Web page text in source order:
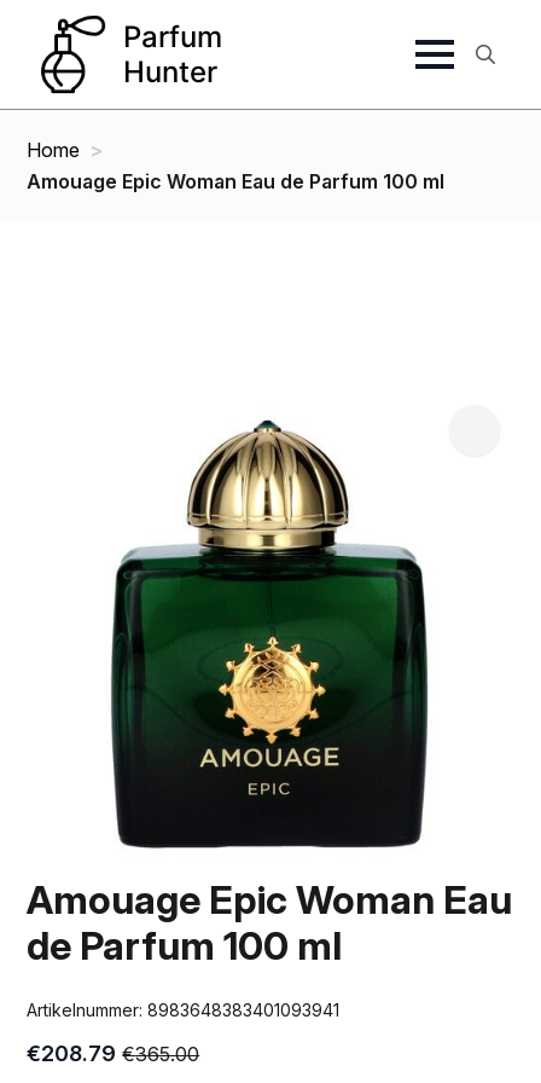
Home
Amouage Epic Woman Eau de Parfum 100 ml
Amouage Epic Woman Eau
de Parfum 100 ml
Artikelnummer:8983648383401093941
€365.00
Oorspronkelijke
€208.79
Huidige